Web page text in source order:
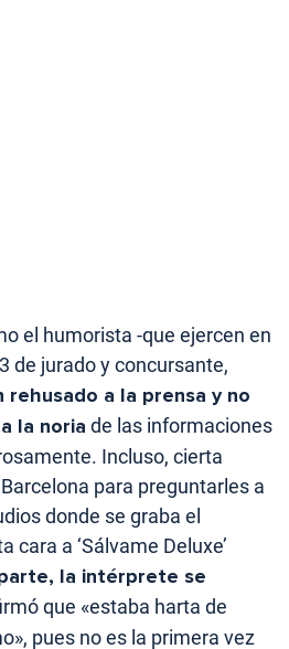
el humorista -que ejercen en
de jurado y concursante,
rehusado a la prensa y no
la noria de las informaciones
Incluso, cierta
para preguntarles a
donde se graba el
cara a ‘Sálvame Deluxe’
la intérprete se
que «estaba harta de
pues no es la primera vez